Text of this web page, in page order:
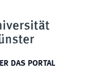
DAS PORTAL